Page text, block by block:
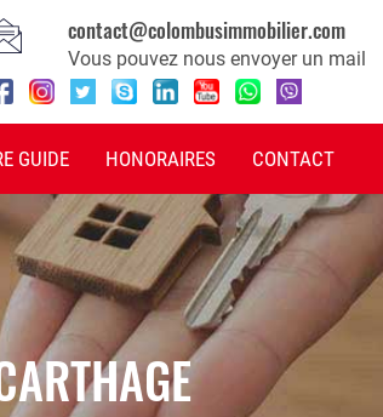
contact@colombusimmobilier.com
Vous pouvez nous envoyer un mail
GUIDE HONORAIRES CONTACT